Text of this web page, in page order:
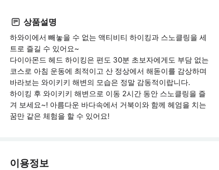
상품설명
하와이에서 빼놓을 수 없는 액티비티 하이킹과 스노클링을 세
트로 즐길 수 있어요~
다이아몬드 헤드 하이킹은 편도 30분 초보자에게도 부담 없는
코스로 아침 운동에 최적이고 산 정상에서 해돋이를 감상하며
바라보는 와이키키 해변의 모습은 정말 감동적이랍니다.
하이킹 후 와이키키 해변으로 이동 2시간 동안 스노클링을 즐
겨 보세요~! 아름다운 바다속에서 거북이와 함께 헤엄을 치는
꿈만 같은 체험을 할 수 있어요!
이용정보